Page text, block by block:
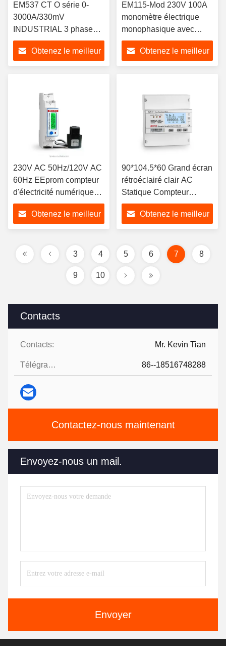
Contacts
Contacts: Mr. Kevin Tian
Télégramme: 86--18516748288
Contactez-nous maintenant
Envoyez-nous un mail.
Envoyer
EM537 CT O série 0-
3000A/330mV
INDUSTRIAL 3 phases
compteur de kWh MULTI
FUNCTION RS485
MODBUS RTU compteur
Obtenez le meilleur
EM115-Mod 230V 100A
monomètre électrique
monophasique avec
performance stable de
brouilleurObtenez le meilleur
230V AC 50Hz/120V AC
60Hz EEprom compteur
d'électricité numérique
Hack avec type
d'affichage numérique
uniquement
Obtenez le meilleur
90*104.5*60 Grand écran
rétroéclairé clair AC
Statique Compteur
d'énergie électrique OEM
Obtenez le meilleur
3 4 5 6 7 8
9 10